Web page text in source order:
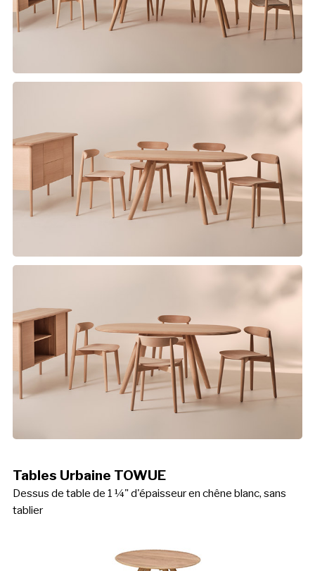
Tables Urbaine TOWUE
Dessus de table de 1 ¼" d'épaisseur en chêne blanc, sans
tablier